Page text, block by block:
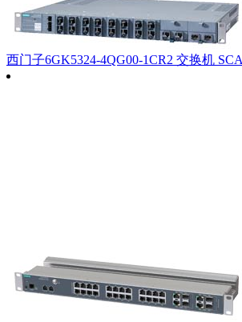
西门子6GK5324-4QG00-1CR2 交换机